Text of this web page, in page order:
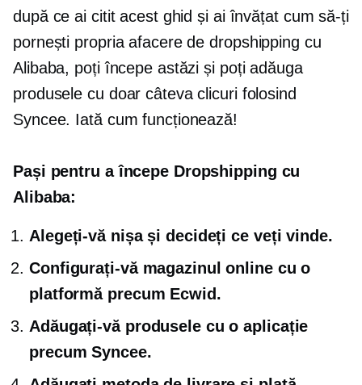
după ce ai citit acest ghid și ai învățat cum să-ți
pornești propria afacere de dropshipping cu
Alibaba, poți începe astăzi și poți adăuga
produsele cu doar câteva clicuri folosind
Syncee. Iată cum funcționează!
Pași pentru a începe Dropshipping cu
Alibaba:
Alegeți-vă nișa și decideți ce veți vinde.
Configurați-vă magazinul online cu o
platformă precum Ecwid.
Adăugați-vă produsele cu o aplicație
precum Syncee.